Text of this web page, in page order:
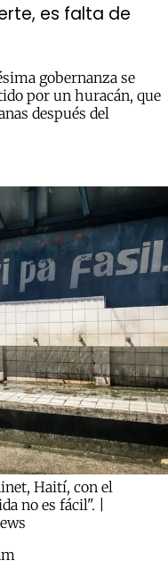
es falta de
gobernanza se
por un huracán, que
después del
Haití, con el
no es fácil". |